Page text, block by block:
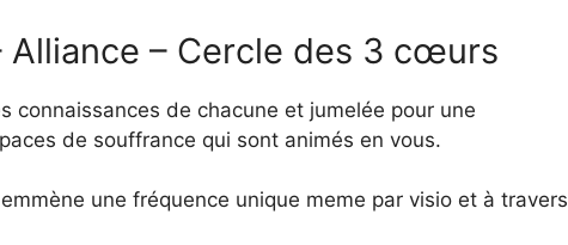
Alliance – Cercle des 3 cœurs
connaissances de chacune et jumelée pour une
de souffrance qui sont animés en vous.
une fréquence unique meme par visio et à travers